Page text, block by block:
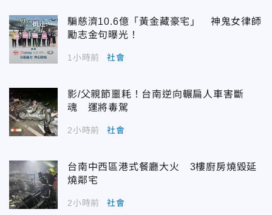
騙慈濟10.6億「黃金藏豪宅」 神鬼女律師
勵志金句曝光！
1小時前 社會
影/父親節噩耗！台南逆向輾扁人車害斷
魂 運將毒駕
2小時前 社會
台南中西區港式餐廳大火 3樓廚房燒毀延
燒鄰宅
2小時前 社會